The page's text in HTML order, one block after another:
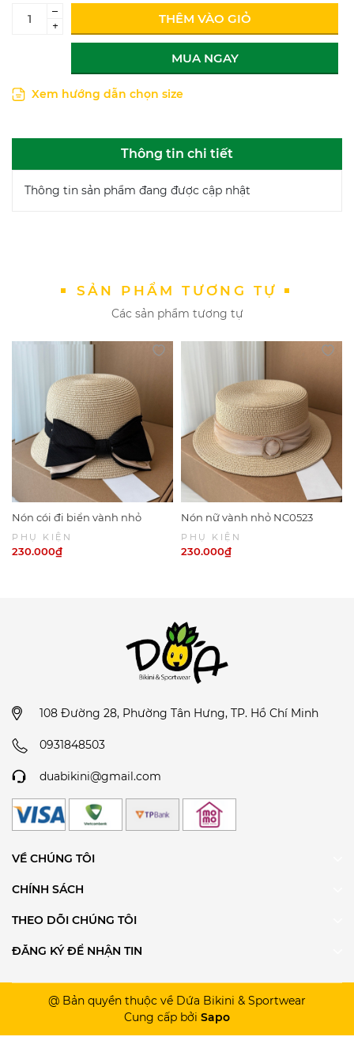
–
+
THÊM VÀO GIỎ
MUA NGAY
Xem hướng dẫn chọn size
Thông tin chi tiết
Thông tin sản phẩm đang được cập nhật
SẢN PHẨM TƯƠNG TỰ
Các sản phẩm tương tự
Nón cói đi biển vành nhỏ
NC0524
PHỤ KIỆN
230.000₫
Nón nữ vành nhỏ NC0523
PHỤ KIỆN
230.000₫
108 Đường 28, Phường Tân Hưng, TP. Hồ Chí Minh
0931848503
duabikini@gmail.com
VỀ CHÚNG TÔI
CHÍNH SÁCH
THEO DÕI CHÚNG TÔI
ĐĂNG KÝ ĐỂ NHẬN TIN
@ Bản quyền thuộc về Dứa Bikini & Sportwear
Cung cấp bởi Sapo